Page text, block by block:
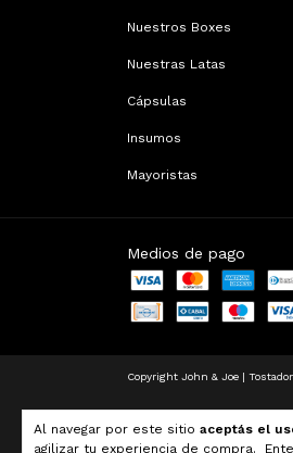
Al navegar por este sitio aceptás el
agilizar tu experiencia de compra.
Nuestros Boxes
Nuestras Latas
Cápsulas
Insumos
Mayoristas
Medios de pago
Copyright John & Joe |